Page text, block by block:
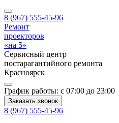
8 (967) 555-45-96
Ремонт
проекторов
«на 5»
Сервисный центр
постарагантийного ремонта
Красноярск
График работы: с 07:00 до 23:00
Заказать звонок
8 (967) 555-45-96